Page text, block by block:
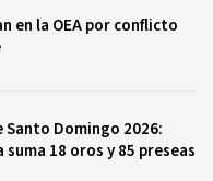
en la OEA por conflicto
Santo Domingo 2026:
18 oros y 85 preseas